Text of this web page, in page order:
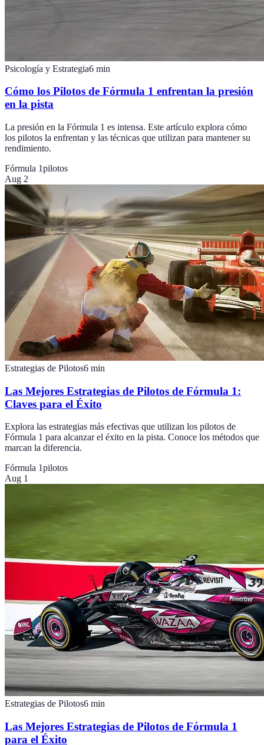
Psicología y Estrategia6 min
Cómo los Pilotos de Fórmula 1 enfrentan la presión
en la pista
La presión en la Fórmula 1 es intensa. Este artículo explora cómo
los pilotos la enfrentan y las técnicas que utilizan para mantener su
rendimiento.
Fórmula 1pilotos
Aug 2
Estrategias de Pilotos6 min
Las Mejores Estrategias de Pilotos de Fórmula 1:
Claves para el Éxito
Explora las estrategias más efectivas que utilizan los pilotos de
Fórmula 1 para alcanzar el éxito en la pista. Conoce los métodos que
marcan la diferencia.
Fórmula 1pilotos
Aug 1
Estrategias de Pilotos6 min
Las Mejores Estrategias de Pilotos de Fórmula 1
para el Éxito